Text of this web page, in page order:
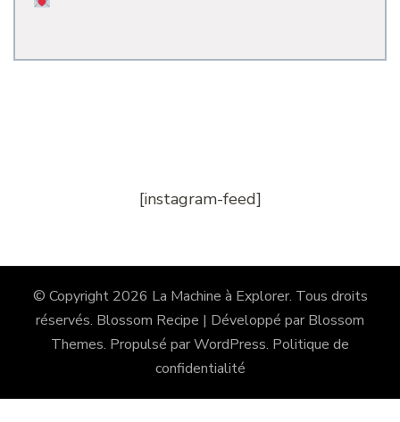
[instagram-feed]
© Copyright 2026 La Machine à Explorer. Tous droits
réservés. Blossom Recipe | Développé par Blossom
Themes. Propulsé parWordPress. Politique de
confidentialité